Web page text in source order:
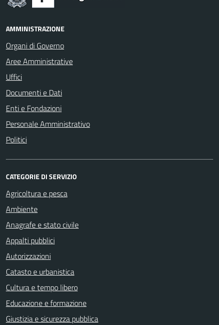
AMMINISTRAZIONE
Organi di Governo
Aree Amministrative
Uffici
Documenti e Dati
Enti e Fondazioni
Personale Amministrativo
Politici
CATEGORIE DI SERVIZIO
Agricoltura e pesca
Ambiente
Anagrafe e stato civile
Appalti pubblici
Autorizzazioni
Catasto e urbanistica
Cultura e tempo libero
Educazione e formazione
Giustizia e sicurezza pubblica